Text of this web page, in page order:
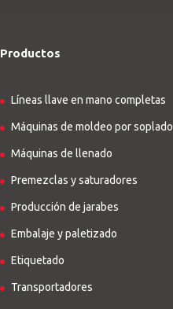
Productos
Líneas llave en mano completas
Máquinas de moldeo por soplado
Máquinas de llenado
Premezclas y saturadores
Producción de jarabes
Embalaje y paletizado
Etiquetado
Transportadores